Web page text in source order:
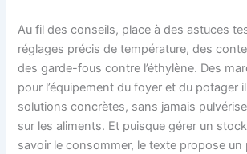
Au fil des conseils, place à des astuces
réglages précis de température, des
des garde-fous contre l’éthylène. Des
pour l’équipement du foyer et du potager
solutions concrètes, sans jamais
sur les aliments. Et puisque gérer un
savoir le consommer, le texte propose un